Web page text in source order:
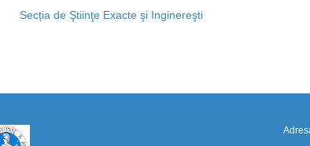
Secția de Ştiinţe Exacte şi Inginereşti